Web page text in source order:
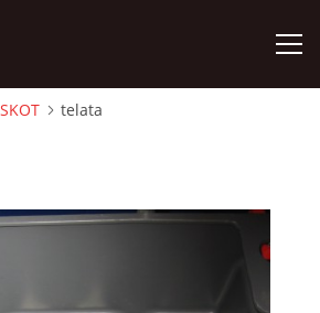
SKOT telata